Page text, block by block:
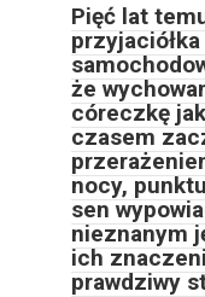
Pięć lat
przyjaciółka
że
córeczkę
czasem
nocy,
sen
nieznanym
ich
prawdziwy